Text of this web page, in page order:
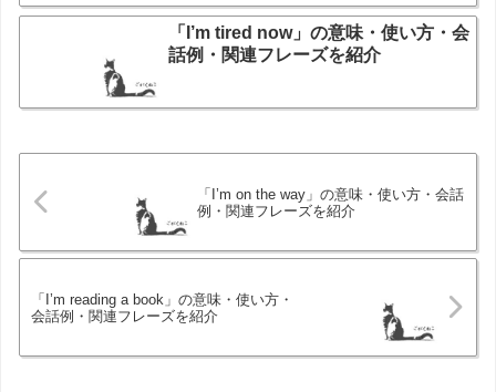
「I’m tired now」の意味・使い方・会
話例・関連フレーズを紹介
「I’m on the way」の意味・使い方・会話
例・関連フレーズを紹介
「I’m reading a book」の意味・使い方・
会話例・関連フレーズを紹介